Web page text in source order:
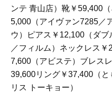
ンテ 青山店）靴￥59,400
5,000（アイヴァン7285／
ウ）ピアス￥12,100（ダ
／フィルム）ネックレス
7,600（アビステ）ブレス
39,600リング￥37,400（
リス トーキョー）